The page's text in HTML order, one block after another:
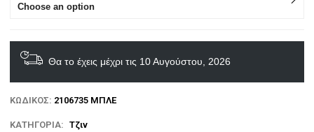
Choose an option
Θα το έχεις μέχρι τις 10 Αυγούστου, 2026
ΚΩΔΙΚΌΣ: 2106735 ΜΠΛΕ
ΚΑΤΗΓΟΡΊΑ: Τζιν